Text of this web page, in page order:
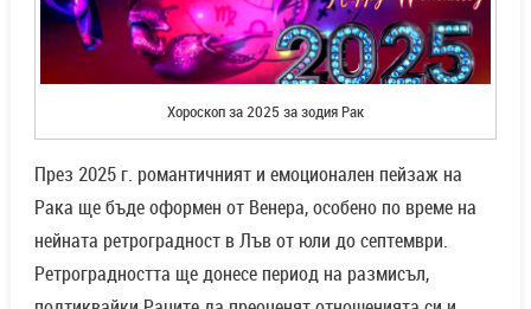
Хороскоп за 2025 за зодия Рак
През 2025 г. романтичният и емоционален пейзаж на
Рака ще бъде оформен от Венера, особено по време на
нейната ретроградност в Лъв от юли до септември.
Ретроградността ще донесе период на размисъл,